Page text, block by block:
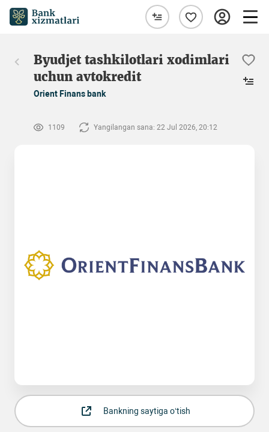
Byudjet tashkilotlari xodimlari
uchun avtokredit
Orient Finans bank
1109 Yangilangan sana: 22 Jul 2026, 20:12
Bankning saytiga o‘tish